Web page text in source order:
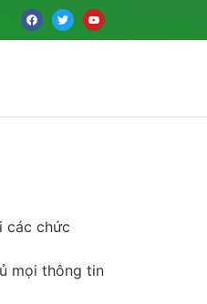
các chức
mọi thông tin